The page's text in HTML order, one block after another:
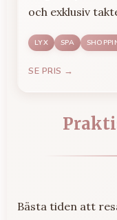
och exklusiv
LYX SPA
SE PRIS →
Bästa tiden att